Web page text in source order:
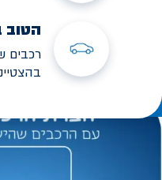
הטוב
רכבים